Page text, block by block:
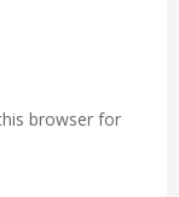
browser for